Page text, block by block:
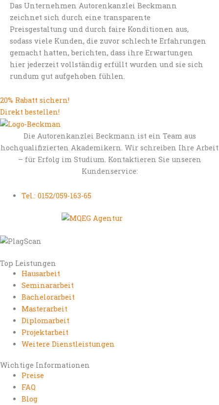
Das Unternehmen Autorenkanzlei Beckmann
zeichnet sich durch eine transparente
Preisgestaltung und durch faire Konditionen aus,
sodass viele Kunden, die zuvor schlechte Erfahrungen
gemacht hatten, berichten, dass ihre Erwartungen
hier jederzeit vollständig erfüllt wurden und sie sich
rundum gut aufgehoben fühlen.
20% Rabatt sichern!
Direkt bestellen!
Die Autorenkanzlei Beckmann ist ein Team aus
hochqualifizierten Akademikern. Wir schreiben Ihre Arbeit
– für Erfolg im Studium. Kontaktieren Sie unseren
Kundenservice:
Tel.: 0152/059-163-65
Top Leistungen
Hausarbeit
Seminararbeit
Bachelorarbeit
Masterarbeit
Diplomarbeit
Projektarbeit
Weitere Dienstleistungen
Wichtige Informationen
Preise
FAQ
Blog